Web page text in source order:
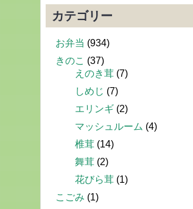
カテゴリー
お弁当 (934)
きのこ (37)
えのき茸 (7)
しめじ (7)
エリンギ (2)
マッシュルーム (4)
椎茸 (14)
舞茸 (2)
花びら茸 (1)
こごみ (1)